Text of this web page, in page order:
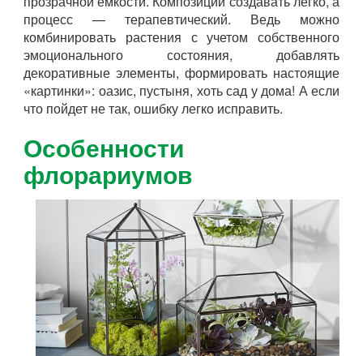
процесс — терапевтический. Ведь можно
комбинировать растения с учетом собственного
эмоционального состояния, добавлять
декоративные элементы, формировать настоящие
«картинки»: оазис, пустыня, хоть сад у дома! А если
что пойдет не так, ошибку легко исправить.
Особенности
флорариумов